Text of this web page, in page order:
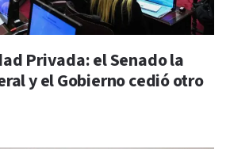
Privada: el Senado la
y el Gobierno cedió otro